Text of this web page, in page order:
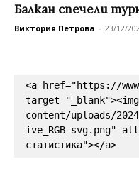
Балкан спечели
Виктория Петрова - 23/12/
<a href="https://
content/uploads/
ive_RGB-svg.png"
статистика"></a>